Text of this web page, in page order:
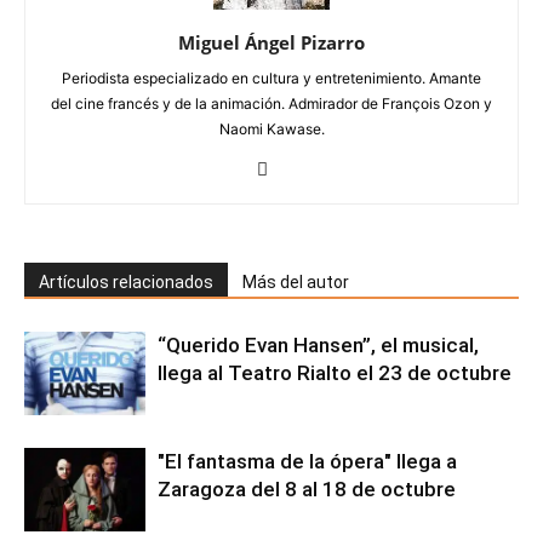
Miguel Ángel Pizarro
Periodista especializado en cultura y entretenimiento. Amante
del cine francés y de la animación. Admirador de François Ozon y
Naomi Kawase.
Artículos relacionados Más del autor
“Querido Evan Hansen”, el musical,
llega al Teatro Rialto el 23 de octubre
"El fantasma de la ópera" llega a
Zaragoza del 8 al 18 de octubre